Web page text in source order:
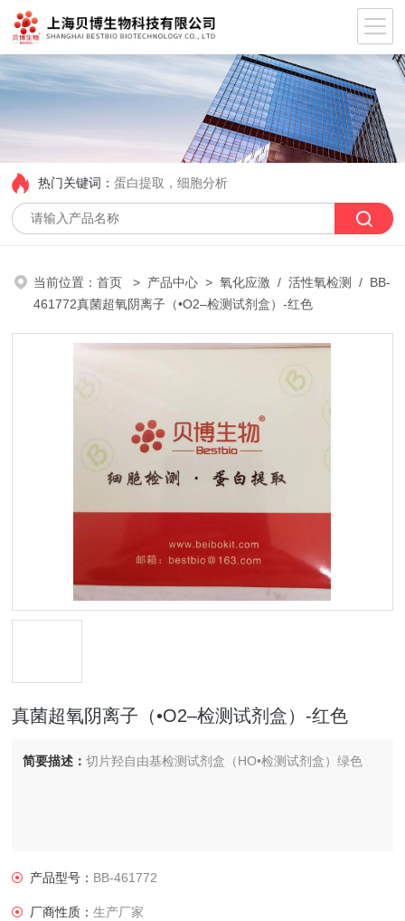
热门关键词：蛋白提取，细胞分析
当前位置：首页 > 产品中心 >氧化应激 /活性氧检测
/ BB-
461772真菌超氧阴离子（•O2–检测试剂盒）-红色
真菌超氧阴离子（•O2–检测试剂盒）-红色
简要描述：切片羟自由基检测试剂盒（HO•检测试剂盒）绿色
产品型号： BB-461772
厂商性质：生产厂家